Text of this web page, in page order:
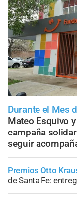
Durante el Mes
Mateo Esquivo
campaña
seguir
Premios Otto
de Santa Fe: